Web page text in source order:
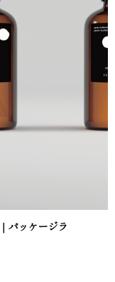
パッケージラ